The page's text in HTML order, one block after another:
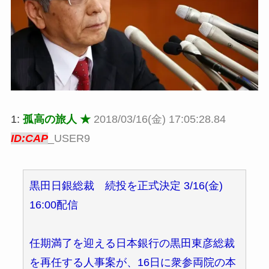
1: 孤高の旅人 ★ 2018/03/16(金) 17:05:28.84
ID:CAP_USER9
黒田日銀総裁 続投を正式決定 3/16(金)
16:00配信
任期満了を迎える日本銀行の黒田東彦総裁
を再任する人事案が、16日に衆参両院の本